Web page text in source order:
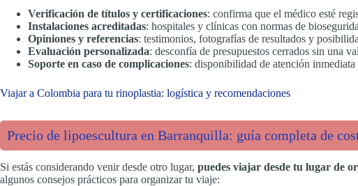
Verificación de títulos y certificaciones: confirma que el médico esté
Instalaciones acreditadas: hospitales y clínicas con normas de
Opiniones y referencias: testimonios, fotografías de resultados y
Evaluación personalizada: desconfía de presupuestos cerrados sin una
Soporte en caso de complicaciones: disponibilidad de atención
Viajar a Colombia para tu rinoplastia: logística y recomendaciones
Precio de lipoescultura en Barranquilla: guía completa de
Si estás considerando venir desde otro lugar, puedes viajar desde tu lugar de
algunos consejos prácticos para organizar tu viaje: